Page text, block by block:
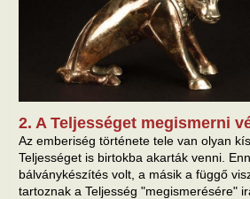
2. A Teljességet megismerni
Az emberiség története tele van olyan
Teljességet is birtokba akarták venni.
bálványkészítés volt, a másik a függő
tartoznak a Teljesség "megismerésére"